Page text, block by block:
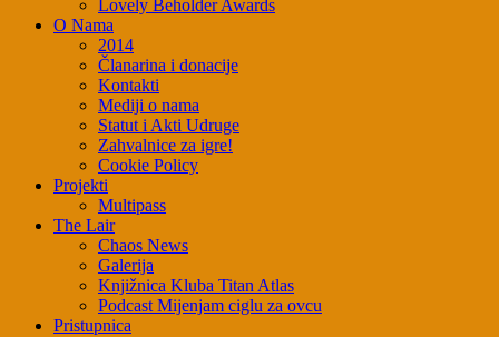
Lovely Beholder Awards
O Nama
2014
Članarina i donacije
Kontakti
Mediji o nama
Statut i Akti Udruge
Zahvalnice za igre!
Cookie Policy
Projekti
Multipass
The Lair
Chaos News
Galerija
Knjižnica Kluba Titan Atlas
Podcast Mijenjam ciglu za ovcu
Pristupnica